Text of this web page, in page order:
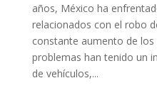
años, México ha
relacionados con el robo
constante aumento de los
problemas han tenido un
de vehículos,...